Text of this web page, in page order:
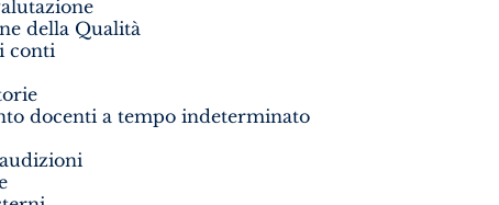
della Qualità
conti
docenti a tempo indeterminato